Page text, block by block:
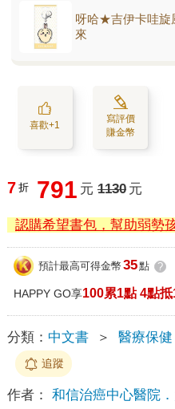
呀哈★吉伊卡哇旋
來
喜歡+1
寫評價
賺金幣
7 折 791 元 1130 元
認購希望書包，幫助弱勢
預計最高可得金幣 35點 ?
HAPPY GO享100累1點 4點
分類： 中文書 ＞ 醫療保健
追蹤
作者：
和信治癌中心醫院